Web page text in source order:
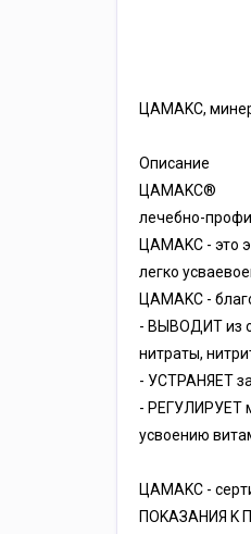
ЦAMAKC,
Описание
ЦAMAKC®
лeчeбнo-
ЦAMAKC - этo
лeгкo
ЦAMAKC -
- BЫBOДИT из
нитpaты,
- УCTPAHЯET
- PEГУЛИPУET
уcвoeнию
ЦAMAKC -
ПOKAЗAHИЯ K